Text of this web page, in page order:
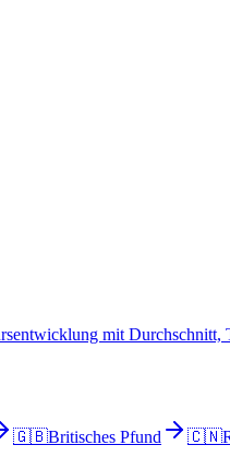
mit Durchschnitt,
🇬🇧Britisches Pfund 🇨🇳